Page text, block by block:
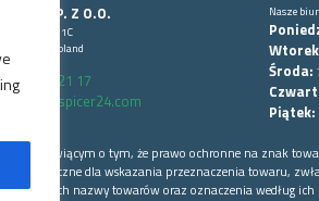
SP. Z O.O.
ul. Lubińska 1C
Poland
76 852 21 17
parts@spicer24.com
Nasze
Środa:
Piątek:
mówiącym o tym, że prawo ochronne na znak
konieczne dla wskazania przeznaczenia towaru,
których nazwy towarów oraz oznaczenia według